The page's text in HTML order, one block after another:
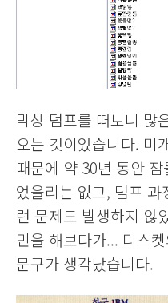
막상 덤프를 떠보니 많
오는 것이었습니다. 미
때문에 약 30년 동안
었을리는 없고, 덤프
런 문제도 발생하지 않
민을 해보다가... 디스
문구가 생각났습니다.